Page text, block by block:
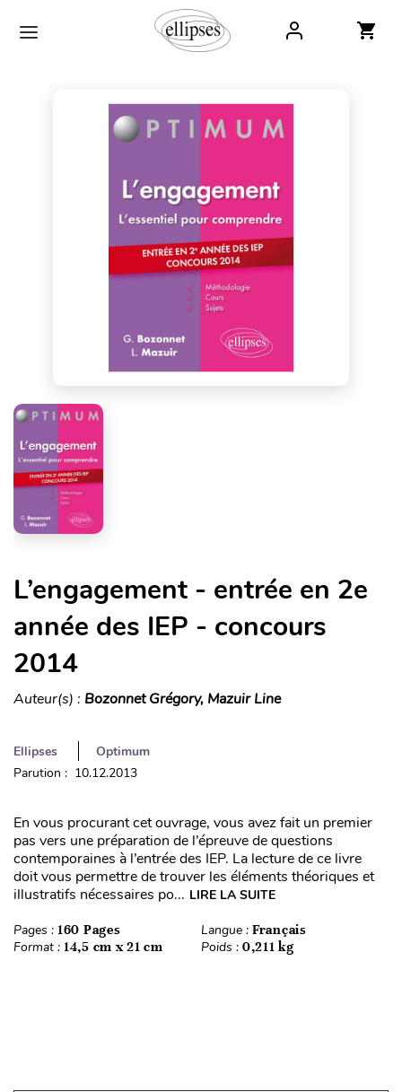
L’engagement - entrée en 2e
année des IEP - concours
2014
Auteur(s) : Bozonnet Grégory, Mazuir Line
Ellipses
Optimum
Parution : 10.12.2013
En vous procurant cet ouvrage, vous avez fait un premier
pas vers une préparation de l’épreuve de questions
contemporaines à l’entrée des IEP. La lecture de ce livre
doit vous permettre de trouver les éléments théoriques et
illustratifs nécessaires po... LIRE LA SUITE
Pages : 160 Pages Langue : Français
Format : 14,5 cm x 21 cm Poids : 0,211 kg